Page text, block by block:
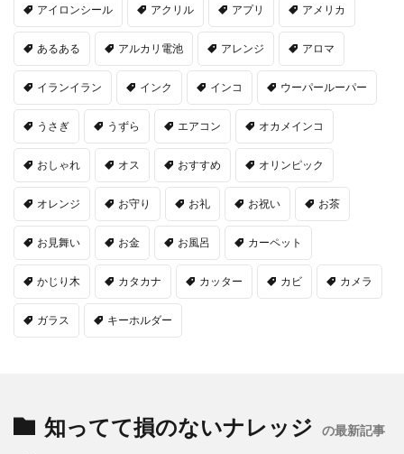
アイロンシール アクリル アプリ アメリカ
あるある アルカリ電池 アレンジ アロマ
イランイラン インク インコ ウーパールーパー
うさぎ うずら エアコン オカメインコ
おしゃれ オス おすすめ オリンピック
オレンジ お守り お礼 お祝い お茶
お見舞い お金 お風呂 カーペット
かじり木 カタカナ カッター カビ カメラ
ガラス キーホルダー
知ってて損のないナレッジ の最新記事